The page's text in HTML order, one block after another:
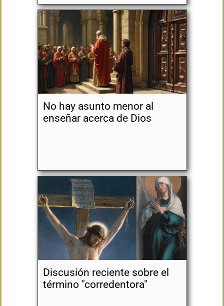
No hay asunto menor al
enseñar acerca de Dios
Discusión reciente sobre el
término "corredentora"